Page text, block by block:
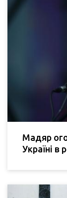
Мадяр
Україні в